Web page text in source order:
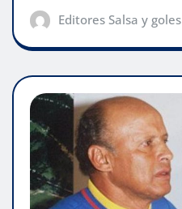
Editores Salsa y goles